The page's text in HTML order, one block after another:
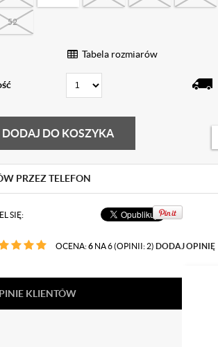
52
Tabela rozmiarów
DODAJ DO KOSZYKA
PRZEZ TELEFON
SIĘ:
OCENA:6 NA 6 (OPINII: 2) DODAJ OPINIĘ
KLIENTÓW